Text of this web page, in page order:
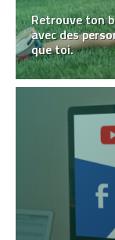
Retrouve ton
avec des
que toi.